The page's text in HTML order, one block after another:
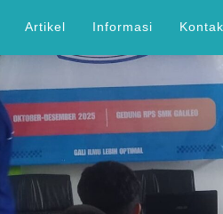
Artikel Informasi Kontak